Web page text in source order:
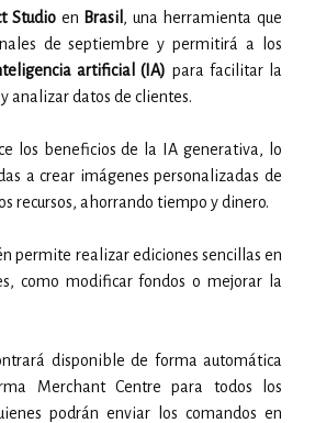
Studioen Brasil , una herramienta que
de septiembre y permitirá a los
artificial (IA) para facilitar la
analizar datos de clientes.
los beneficios de la IA generativa, lo
a crear imágenes personalizadas de
recursos, ahorrando tiempo y dinero.
permite realizar ediciones sencillas en
como modificar fondos o mejorar la
disponible de forma automática
Merchant Centre para todos los
podrán enviar los comandos en